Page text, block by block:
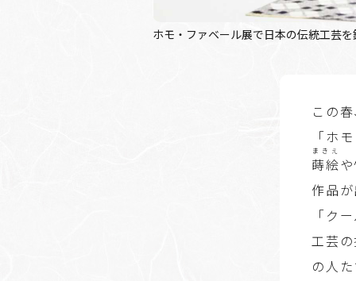
ホモ・ファベール展で日本の伝統工芸
この
「ホ
蒔絵
まきえ
作品
「ク
工芸
の人